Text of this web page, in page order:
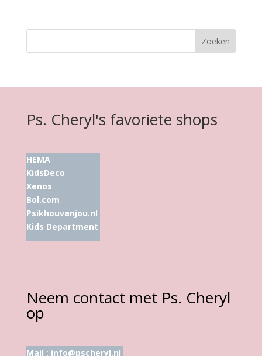
Ps. Cheryl's favoriete shops
HEMA
KidsDeco
Xenos
Bol.com
Psikhouvanjou.nl
Kids Department
Neem contact met Ps. Cheryl
op
Mail : info@pscheryl.nl